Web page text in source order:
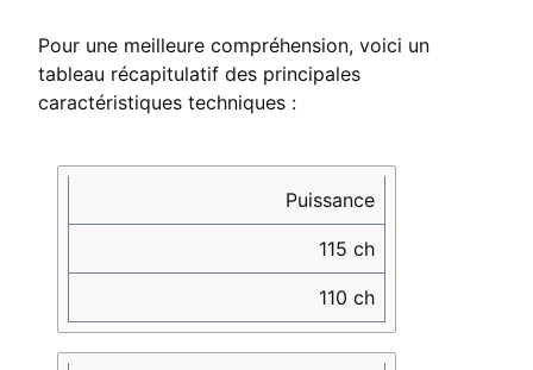
Pour une meilleure compréhension, voici un
tableau récapitulatif des principales
caractéristiques techniques :
Puissance
115 ch
110 ch